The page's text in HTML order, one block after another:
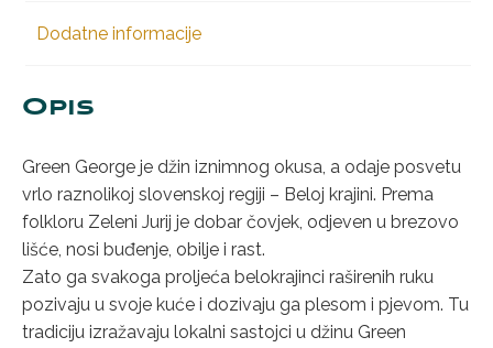
Dodatne informacije
Opis
Green George je džin iznimnog okusa, a odaje posvetu
vrlo raznolikoj slovenskoj regiji – Beloj krajini. Prema
folkloru Zeleni Jurij je dobar čovjek, odjeven u brezovo
lišće, nosi buđenje, obilje i rast.
Zato ga svakoga proljeća belokrajinci raširenih ruku
pozivaju u svoje kuće i dozivaju ga plesom i pjevom. Tu
tradiciju izražavaju lokalni sastojci u džinu Green